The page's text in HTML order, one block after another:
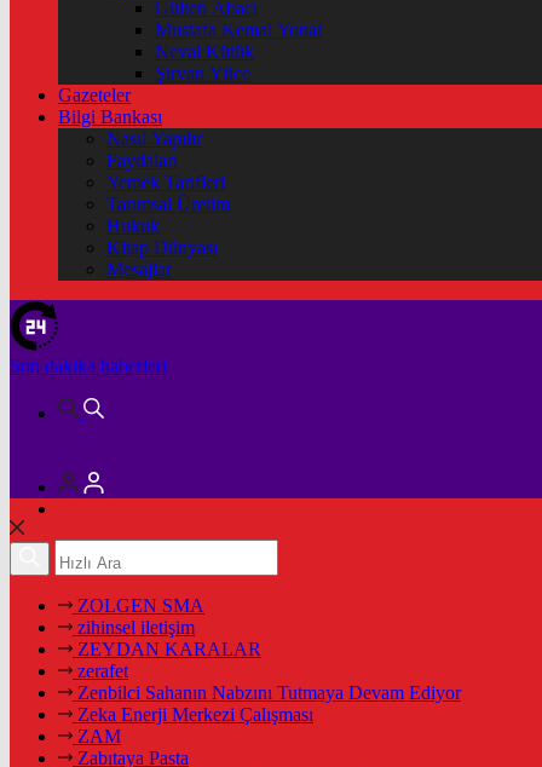
Gülten Abacı
Mustafa Kemal Yonat
Neval Kütük
Şirvan Yüce
Gazeteler
Bilgi Bankası
Nasıl Yapılır
Faydaları
Yemek Tarifleri
Tarımsal Üretim
Hukuk
Kitap Dünyası
Mesajlar
Son dakika haberleri
ZOLGEN SMA
zihinsel iletişim
ZEYDAN KARALAR
zerafet
Zenbilci Sahanın Nabzını Tutmaya Devam Ediyor
Zeka Enerji Merkezi Çalışması
ZAM
Zabıtaya Pasta